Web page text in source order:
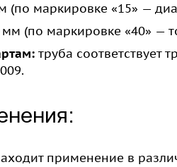
(по маркировке «15» —
мм (по маркировке «40» —
труба соответствует
применение в